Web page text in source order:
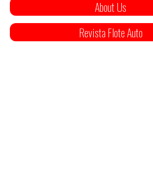
About Us
Revista Flote Auto